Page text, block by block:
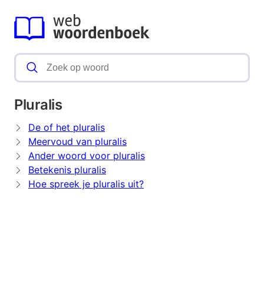
Pluralis
De of het pluralis
Meervoud van pluralis
Ander woord voor pluralis
Betekenis pluralis
Hoe spreek je pluralis uit?